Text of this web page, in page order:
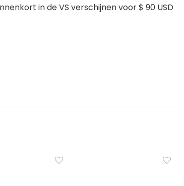
in de VS verschijnen voor $ 90 USD